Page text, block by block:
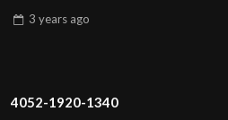
3 years ago
4052-1920-1340